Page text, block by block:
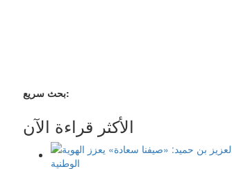
بحث سريع:
الأكثر قراءة الآن